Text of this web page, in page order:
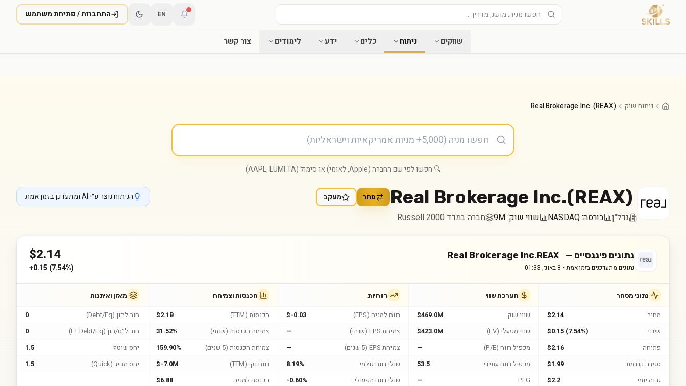
EN התחברות / פתיחת משתמש
שווקים ניתוח כלים ידע לימודים צור קשר
ניתוח שוק Real Brokerage Inc. (REAX)
🔍 חפשו לפי שם החברה (Apple, לאומי) או סימול (AAPL, LUMI.TA)
Real Brokerage Inc.(REAX) סחר מעקב
נדל״ן בורסה:NASDAQ שווי שוק:9M חברה במדד Russell 2000
הניתוח נוצר ע״י AI ומתעדכן בזמן אמת
נתונים פיננסיים — Real Brokerage Inc.REAX
נתונים מתעדכנים בזמן אמת • 8 באוג׳, 01:33
$2.14
+0.15 (7.54%)
נתוני מסחר
מחיר
$2.14
שינוי
$0.15 (7.54%)
פתיחה
$2.16
סגירה קודמת
$1.99
גבוה יומי
$2.2
הערכת שווי
שווי שוק
$469.0M
שווי מפעלי (EV)
$423.0M
מכפיל רווח (P/E)
—
מכפיל רווח עתידי
53.5
PEG
—
רווחיות
רווח למניה (EPS)
$-0.03
צמיחת EPS (שנתי)
—
צמיחת EPS (5 שנים)
—
שולי רווח גולמי
8.19%
שולי רווח תפעולי
-0.60%
הכנסות וצמיחה
הכנסות (TTM)
$2.1B
צמיחת הכנסות (שנתי)
31.52%
צמיחת הכנסות (5 שנים)
159.90%
רווח נקי (TTM)
$-7.0M
הכנסה למניה
$6.88
מאזן ואיתנות
חוב להון (Debt/Eq)
0
חוב ל״ט/הון (LT Debt/Eq)
0
יחס שוטף
1.5
יחס מהיר (Quick)
1.5